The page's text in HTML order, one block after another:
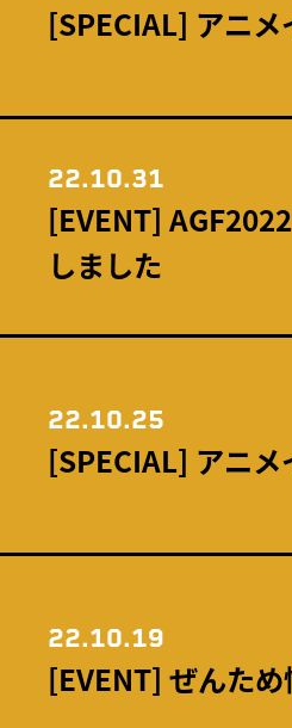
[SPECIAL] アニメ
22.10.31
[EVENT]
しました
22.10.25
[SPECIAL] アニメ
22.10.19
[EVENT] ぜんため